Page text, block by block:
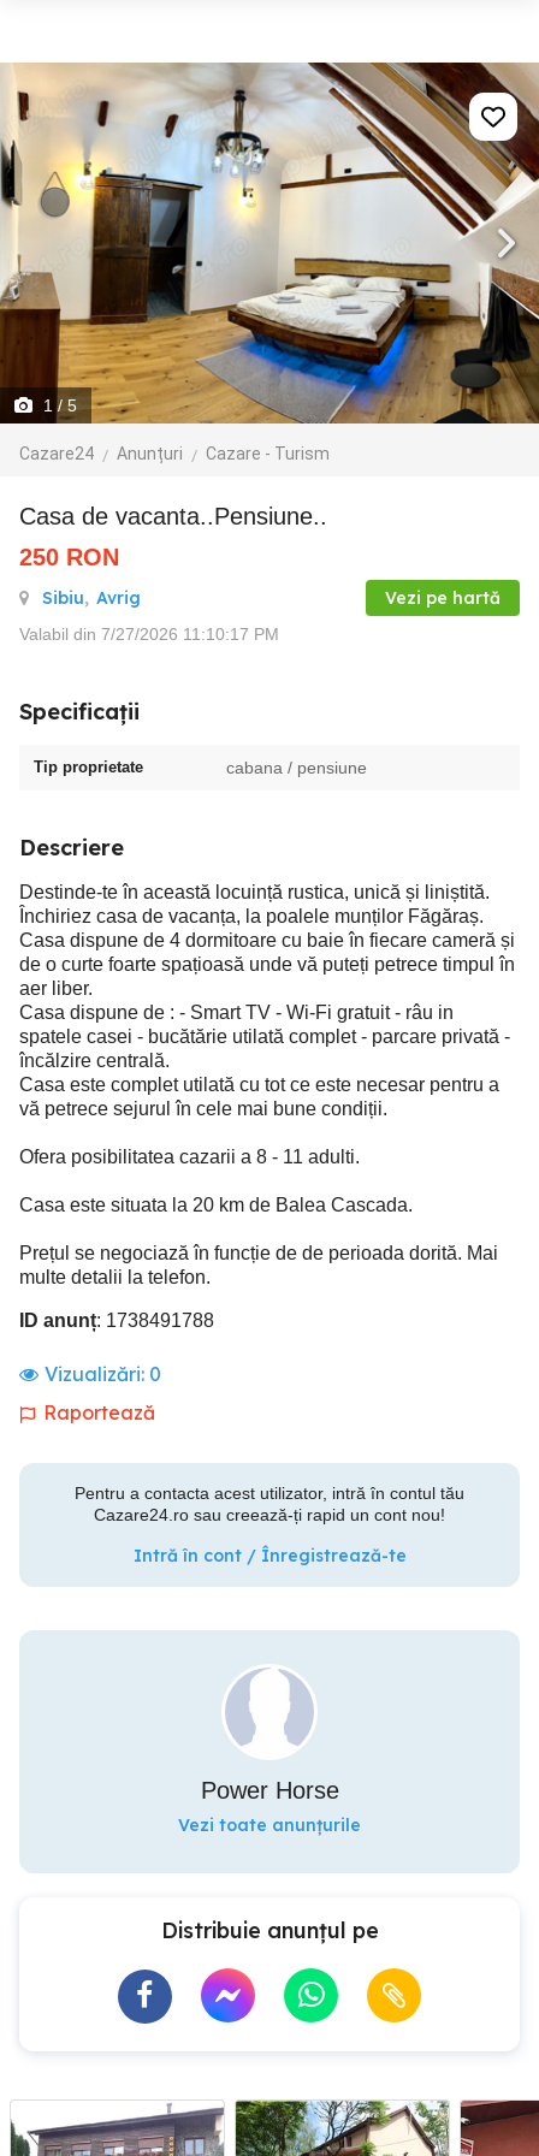
1 / 5
Cazare24 Anunțuri Cazare - Turism
Casa de vacanta..Pensiune..
250 RON
Sibiu, Avrig Vezi pe hartă
Valabil din 7/27/2026 11:10:17 PM
Specificații
Tip proprietate cabana / pensiune
Descriere
Destinde-te în această locuință rustica, unică și liniștită.
Închiriez casa de vacanța, la poalele munților Făgăraș.
Casa dispune de 4 dormitoare cu baie în fiecare cameră și
de o curte foarte spațioasă unde vă puteți petrece timpul în
aer liber.
Casa dispune de : - Smart TV - Wi-Fi gratuit - râu in
spatele casei - bucătărie utilată complet - parcare privată -
încălzire centrală.
Casa este complet utilată cu tot ce este necesar pentru a
vă petrece sejurul în cele mai bune condiții.
Ofera posibilitatea cazarii a 8 - 11 adulti.
Casa este situata la 20 km de Balea Cascada.
Prețul se negociază în funcție de de perioada dorită. Mai
multe detalii la telefon.
ID anunț: 1738491788
Vizualizări: 0
Raportează
Pentru a contacta acest utilizator, intră în contul tău
Cazare24.ro sau creează-ți rapid un cont nou!
Intră în cont / Înregistrează-te
Power Horse
Vezi toate anunțurile
Distribuie anunțul pe